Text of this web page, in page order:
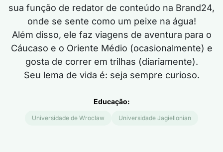
sua função de redator de conteúdo na Brand24,
onde se sente como um peixe na água!
Além disso, ele faz viagens de aventura para o
Cáucaso e o Oriente Médio (ocasionalmente) e
gosta de correr em trilhas (diariamente).
Seu lema de vida é: seja sempre curioso.
Educação:
Universidade de Wroclaw Universidade Jagiellonian